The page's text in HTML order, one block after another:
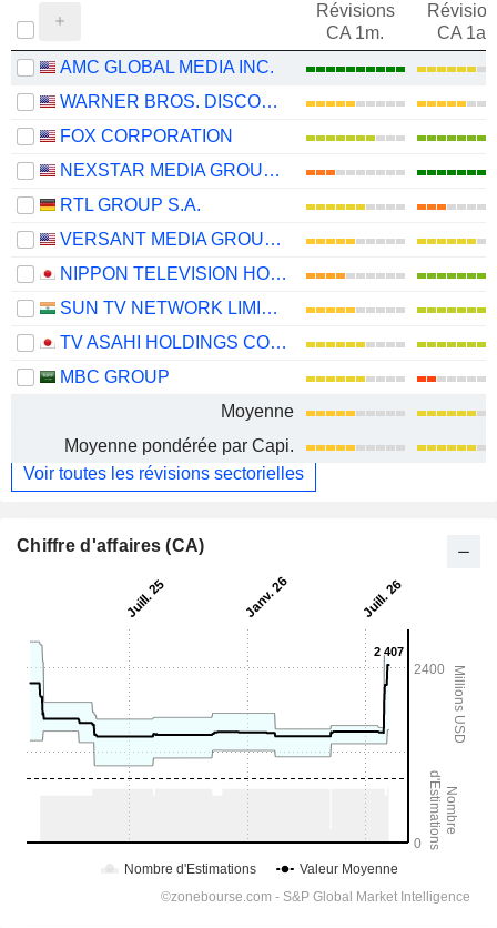
Révisions
CA 1m.
CA 1an
AMC GLOBAL MEDIA INC.
WARNER BROS. DISCOVERY, INC.
FOX CORPORATION
NEXSTAR MEDIA GROUP, INC.
RTL GROUP S.A.
VERSANT MEDIA GROUP, INC.
NIPPON TELEVISION HOLDINGS, INC.
SUN TV NETWORK LIMITED
TV ASAHI HOLDINGS CORPORATION
MBC GROUP
Moyenne
Moyenne pondérée par Capi.
Voir toutes les révisions sectorielles
Chiffre d'affaires (CA)